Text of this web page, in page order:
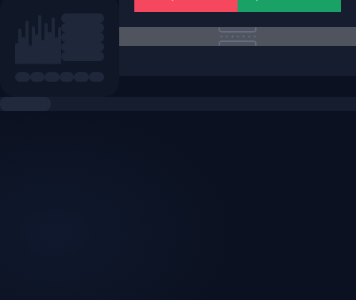
Tous Forex Métaux Actions